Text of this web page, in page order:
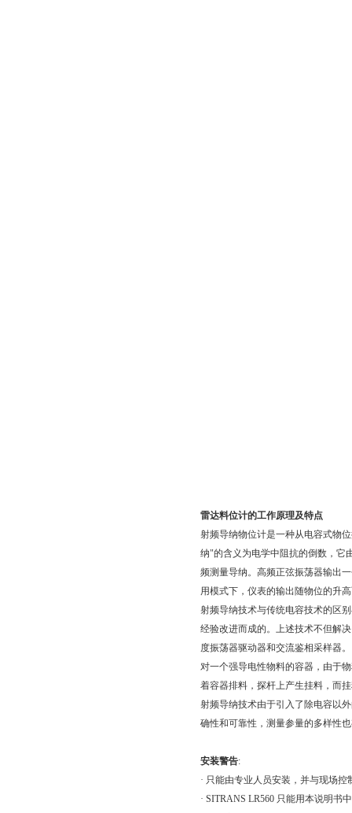
雷达料位计的工作原理及特点
射频导纳物位计是一种从电容式物
纳"的含义为电学中阻抗的倒数，它
频测量导纳。高频正弦振荡器输出
用模式下，仪表的输出随物位的升
射频导纳技术与传统电容技术的区
经验改进而成的。上述技术不但解
度振荡器驱动器和交流鉴相采样器。
对一个强导电性物料的容器，由于
着容器排料，探杆上产生挂料，而
射频导纳技术由于引入了除电容以
确性和可靠性，测量参量的多样性
安装警告:
· 只能由专业人员安装，并与现场控
· SITRANS LR560 只能用本说明书